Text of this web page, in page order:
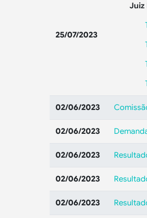
25/07/2023
Juiz
02/06/2023
02/06/2023
02/06/2023
02/06/2023
02/06/2023